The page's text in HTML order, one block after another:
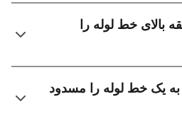
بالای خط لوله را
یک خط لوله را مسدود